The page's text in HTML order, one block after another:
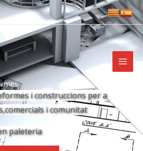
i construccions per a
i comunitat
paleteria